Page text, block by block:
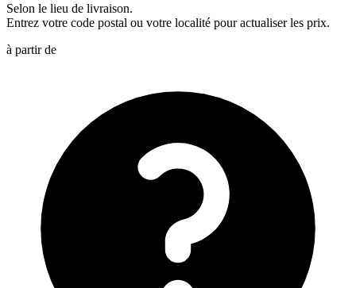
Selon le lieu de livraison.
Entrez votre code postal ou votre localité pour actualiser les prix.
à partir de